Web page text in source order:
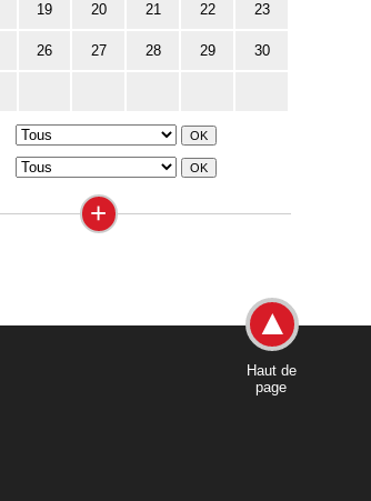
19 20 21 22 23
26 27 28 29 30
+
Haut de
page